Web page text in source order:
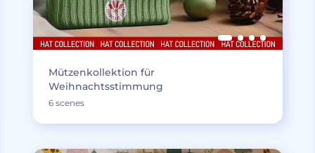
Mützenkollektion für
Weihnachtsstimmung
6 scenes